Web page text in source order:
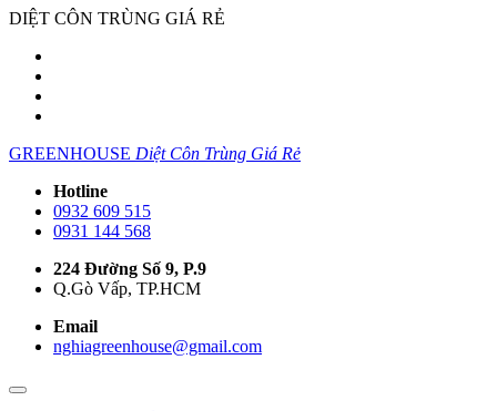
DIỆT CÔN TRÙNG GIÁ RẺ
GREENHOUSE Diệt Côn Trùng Giá Rẻ
Hotline
0932 609 515
0931 144 568
224 Đường Số 9, P.9
Q.Gò Vấp, TP.HCM
Email
nghiagreenhouse@gmail.com